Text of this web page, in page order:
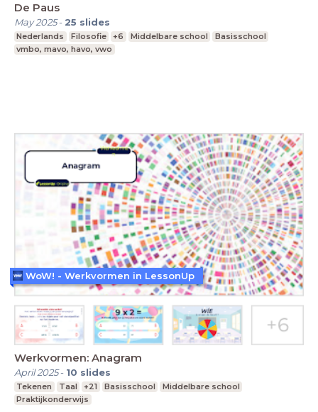
De Paus
May 2025- 25 slides
Nederlands Filosofie +6 Middelbare school
Basisschool
vmbo, mavo, havo, vwo
Werkvormen: Anagram
April 2025- 10 slides
Tekenen Taal +21 Basisschool
Middelbare school
Praktijkonderwijs
WoW! - Werkvormen in LessonUp